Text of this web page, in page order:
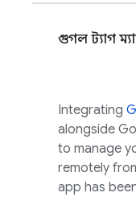
গুগল ট্যাগ
Integrating
alongside
to manage
remotely
app has